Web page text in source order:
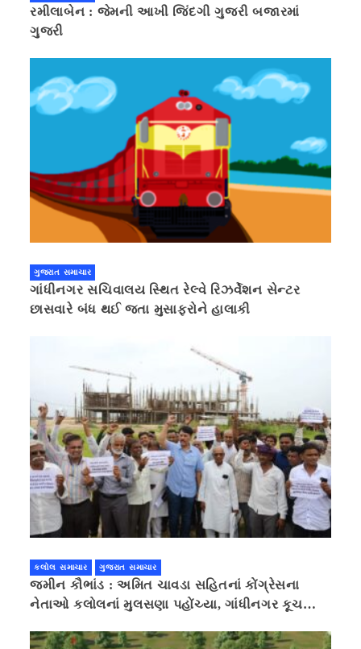
રમીલાબેન : જેમની આખી જિંદગી ગુજરી બજારમાં
ગુજરી
ગુજરાત સમાચાર
ગાંધીનગર સચિવાલય સ્થિત રેલ્વે રિઝર્વેશન સેન્ટર
છાસવારે બંધ થઈ જતા મુસાફરોને હાલાકી
કલોલ સમાચાર ગુજરાત સમાચાર
જમીન કૌભાંડ : અમિત ચાવડા સહિતનાં કોંગ્રેસના
નેતાઓ કલોલનાં મુલસણા પહોંચ્યા, ગાંધીનગર કૂચ